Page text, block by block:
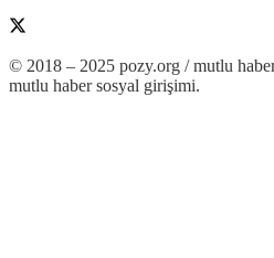
© 2018 – 2025 pozy.org / mutlu
mutlu haber sosyal girişimi.